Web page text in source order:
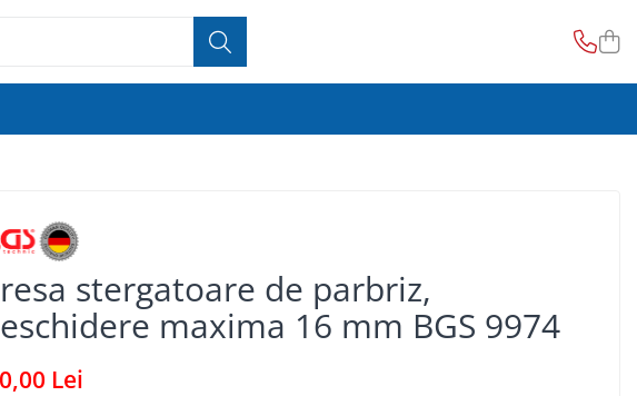
stergatoare de parbriz,
maxima 16 mm BGS 9974
Lei